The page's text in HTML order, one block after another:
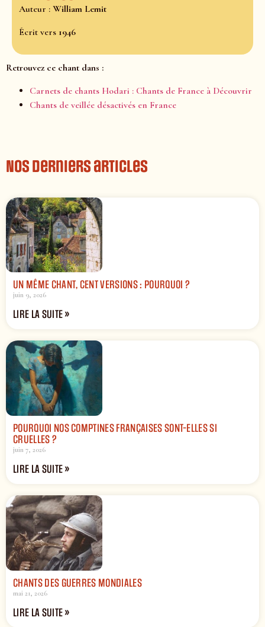
Auteur : William Lemit
Écrit vers 1946
Retrouvez ce chant dans :
Carnets de chants Hodari : Chants de France à Découvrir
Chants de veillée désactivés en France
Nos derniers articles
UN MÊME CHANT, CENT VERSIONS : POURQUOI ?
juin 9, 2026
LIRE LA SUITE »
POURQUOI NOS COMPTINES FRANÇAISES SONT-ELLES SI
CRUELLES ?
juin 7, 2026
LIRE LA SUITE »
CHANTS DES GUERRES MONDIALES
mai 21, 2026
LIRE LA SUITE »